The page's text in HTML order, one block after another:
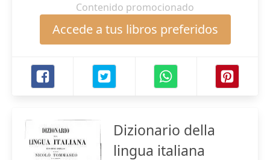
Contenido promocionado
Accede a tus libros preferidos
Dizionario della
lingua italiana